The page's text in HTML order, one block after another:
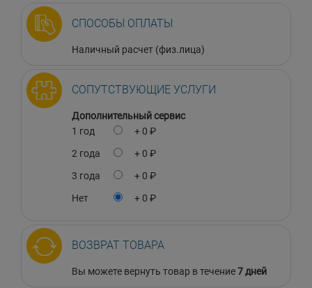
СПОСОБЫ ОПЛАТЫ
Наличный расчет (физ.лица)
СОПУТСТВУЮЩИЕ УСЛУГИ
Дополнительный сервис
1 год
+ 0 ₽
2 года
+ 0 ₽
3 года
+ 0 ₽
Нет
+ 0 ₽
ВОЗВРАТ ТОВАРА
Вы можете вернуть товар в течение7 дней